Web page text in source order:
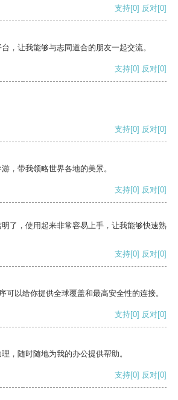
支持[0] 反对[0]
，让我能够与志同道合的朋友一起交流。
支持[0] 反对[0]
支持[0] 反对[0]
，带我领略世界各地的美景。
支持[0] 反对[0]
了，使用起来非常容易上手，让我能够快速熟
支持[0] 反对[0]
可以给你提供全球覆盖和最高安全性的连接。
支持[0] 反对[0]
，随时随地为我的办公提供帮助。
支持[0] 反对[0]